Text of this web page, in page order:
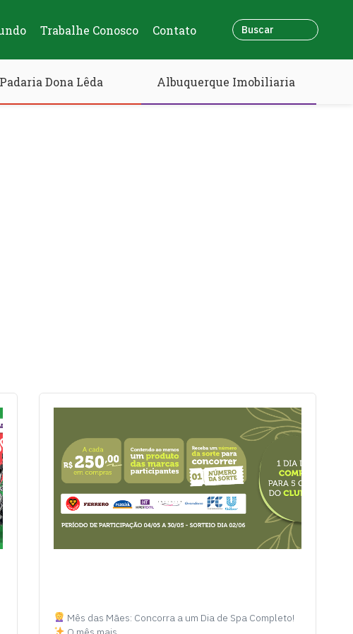
Trabalhe Conosco Contato
Padaria Dona Lêda Albuquerque Imobiliaria
Mês das Mães: Concorra a um Dia de Spa Completo!